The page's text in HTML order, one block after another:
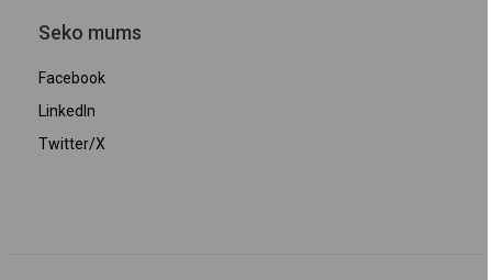
Seko mums
Facebook
LinkedIn
Twitter/X